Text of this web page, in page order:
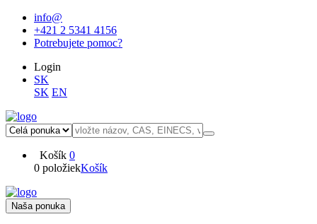
info@
+421 2 5341 4156
Potrebujete pomoc?
Login
SK
SK EN
Košík 0
0 položiekKošík
Naša ponuka